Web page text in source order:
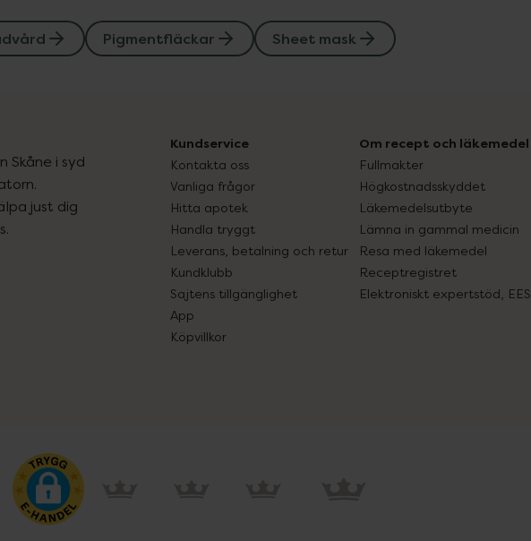
Pigmentfläckar Sheet mask
Skåne i syd
just dig
Kundservice
Kontakta oss
Vanliga frågor
Hitta apotek
Handla tryggt
Leverans, betalning och retur
Kundklubb
Sajtens tillgänglighet
App
Köpvillkor
Om recept och läkemedel
Fullmakter
Högkostnadsskyddet
Läkemedelsutbyte
Lämna in gammal medicin
Resa med läkemedel
Receptregistret
Elektroniskt expertstöd, EES